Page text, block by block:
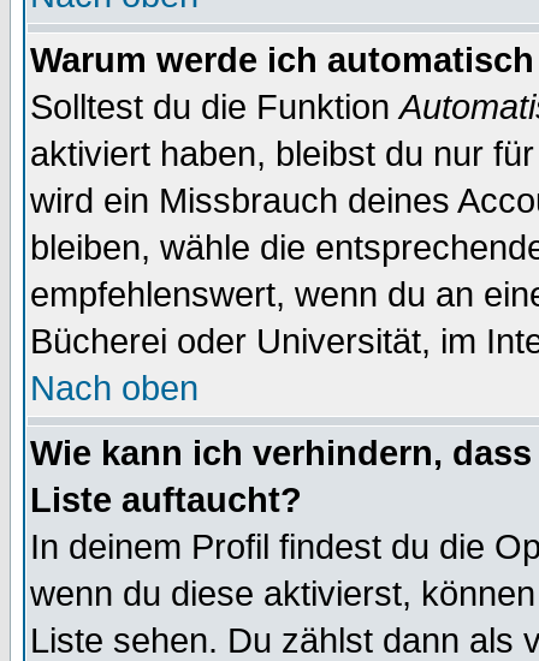
Warum werde ich
Solltest du die Funktion
aktiviert haben, bleibst du nur
wird ein Missbrauch deines
bleiben, wähle die
empfehlenswert, wenn du an
Bücherei oder Universität, im
Nach oben
Wie kann ich verhindern,
Liste auftaucht?
In deinem Profil findest du die
wenn du diese aktivierst,
Liste sehen. Du zählst dann als